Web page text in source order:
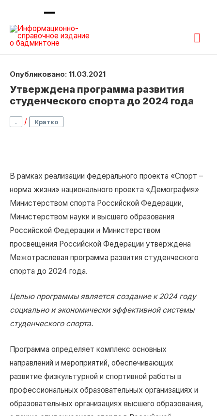
Опубликовано: 11.03.2021
Утверждена программа развития
студенческого спорта до 2024 года
. / Кратко
В рамках реализации федерального проекта «Спорт –
норма жизни» национального проекта «Демография»
Министерством спорта Российской Федерации,
Министерством науки и высшего образования
Российской Федерации и Министерством
просвещения Российской Федерации утверждена
Межотраслевая программа развития студенческого
спорта до 2024 года.
Целью программы является создание к 2024 году
социально и экономически эффективной системы
студенческого спорта.
Программа определяет комплекс основных
направлений и мероприятий, обеспечивающих
развитие физкультурной и спортивной работы в
профессиональных образовательных организациях и
образовательных организациях высшего образования,